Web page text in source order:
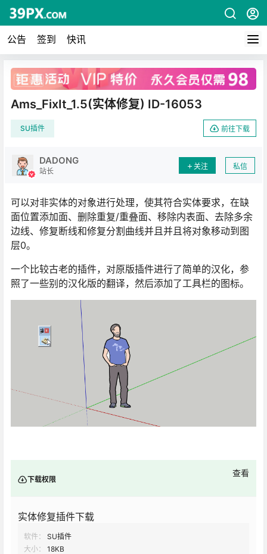
公告 签到 快讯
广告
Ams_FixIt_1.5(实体修复) ID-16053
SU插件 前往下载
DADONG
站长
关注 私信
可以对非实体的对象进行处理，使其符合实体要求，在缺
面位置添加面、删除重复/重叠面、移除内表面、去除多余
边线、修复断线和修复分割曲线并且并且将对象移动到图
层0。
一个比较古老的插件，对原版插件进行了简单的汉化，参
照了一些别的汉化版的翻译，然后添加了工具栏的图标。
下载权限
查看
实体修复插件下载
软件：
SU插件
大小：
18KB